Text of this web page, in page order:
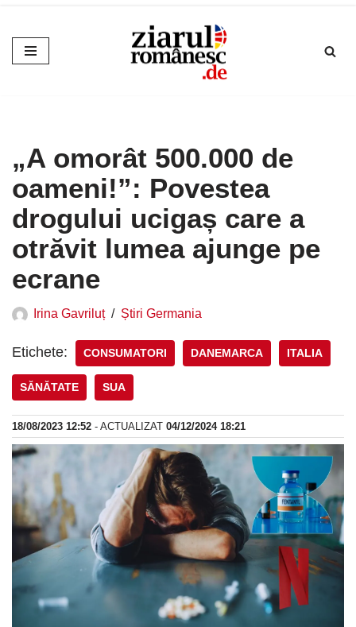
Sari
la
„A omorât 500.000 de
oameni!”: Povestea
drogului ucigaș care a
otrăvit lumea ajunge pe
ecrane
Irina Gavriluț Știri Germania
Etichete: CONSUMATORI DANEMARCA ITALIA
SĂNĂTATE SUA
18/08/2023 12:52 - ACTUALIZAT 04/12/2024 18:21